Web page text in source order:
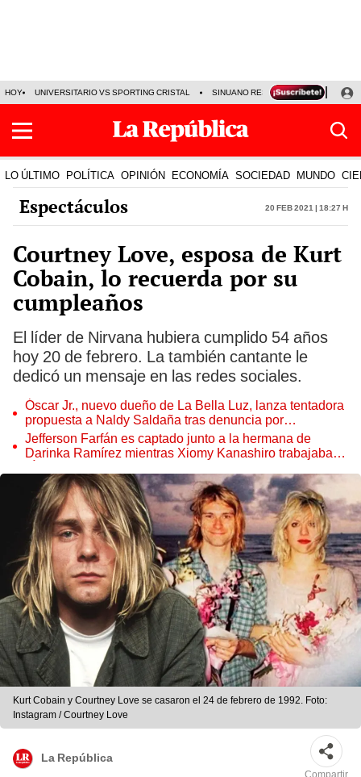
HOY UNIVERSITARIO VS SPORTING CRISTAL SINUANO RESULTADOS HOY
LO ÚLTIMO POLÍTICA OPINIÓN ECONOMÍA SOCIEDAD MUNDO
Espectáculos 20 Feb 2021 | 18:27 h
Courtney Love, esposa de Kurt
Cobain, lo recuerda por su
cumpleaños
El líder de Nirvana hubiera cumplido 54 años
hoy 20 de febrero. La también cantante le
dedicó un mensaje en las redes sociales.
Óscar Jr., nuevo dueño de La Bella Luz, lanza tentadora
propuesta a Naldy Saldaña tras denuncia por
tocamientos
Jefferson Farfán es captado junto a la hermana de
Darinka Ramírez mientras Xiomy Kanashiro trabajaba:
Kurt Cobain y Courtney Love se casaron el 24 de febrero de 1992. Foto:
Instagram / Courtney Love
La República
Compartir